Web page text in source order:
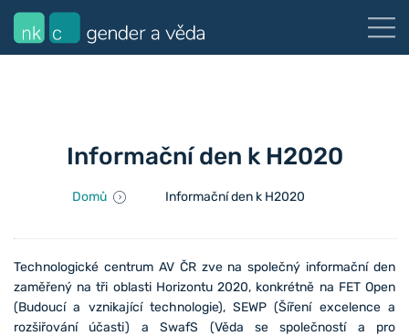
Informační den k H2020
Domů Informační den k H2020
Technologické centrum AV ČR zve na společný informační den
zaměřený na tři oblasti Horizontu 2020, konkrétně na FET Open
(Budoucí a vznikající technologie), SEWP (Šíření excelence a
rozšiřování účasti) a SwafS (Věda se společností a pro